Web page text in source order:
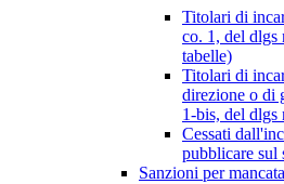
Titolari di
co. 1, del dlgs
tabelle)
Titolari di
direzione o di
1-bis, del dlgs
Cessati
pubblicare sul
Sanzioni per